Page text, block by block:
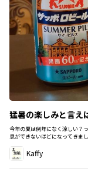
猛暑の楽しみと言
今年の夏は例年になく涼しい？
息ができないほどになってきま
Kaffy